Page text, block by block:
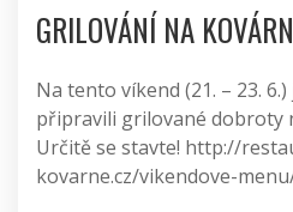
GRILOVÁNÍ NA
Na tento víkend (21. – 23.
připravili grilované dobroty
Určitě se stavte! http://
kovarne.cz/vikendove-